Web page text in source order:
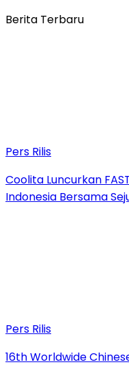
Berita Terbaru
Pers Rilis
Coolita Luncurkan
Indonesia Bersama
Pers Rilis
16th Worldwide